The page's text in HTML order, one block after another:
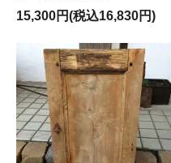
15,300円(税込16,830円)